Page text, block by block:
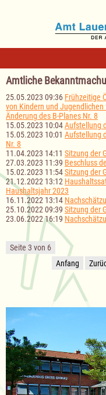
Amtliche
25.05.2023 09:36 Frühzeitige
von Kindern und
Änderung des B-Planes Nr. 8
15.05.2023 10:04Aufstellung
15.05.2023 10:01 Aufstellung
Nr. 8
11.04.2023 14:11 Sitzung der
27.03.2023 11:39 Beschluss
15.02.2023 11:54Sitzung der
21.12.2022 13:12
Haushaltsjahr 2023
16.11.2022 13:14
25.10.2022 09:39 Sitzung der
23.06.2022 16:19
Seite 3 von 6
Anfang